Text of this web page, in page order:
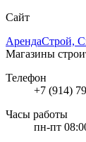
Сайт
АрендаСтрой,
Магазины
Телефон
+7 (914)
Часы работы
пн-пт